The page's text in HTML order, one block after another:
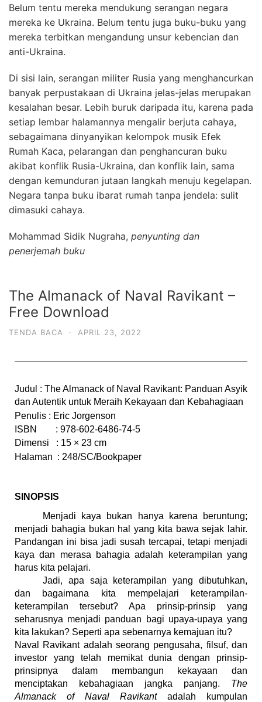
Belum tentu mereka mendukung serangan negara
mereka ke Ukraina. Belum tentu juga buku-buku yang
mereka terbitkan mengandung unsur kebencian dan
anti-Ukraina.
Di sisi lain, serangan militer Rusia yang menghancurkan
banyak perpustakaan di Ukraina jelas-jelas merupakan
kesalahan besar. Lebih buruk daripada itu, karena pada
setiap lembar halamannya mengalir berjuta cahaya,
sebagaimana dinyanyikan kelompok musik Efek
Rumah Kaca, pelarangan dan penghancuran buku
akibat konflik Rusia-Ukraina, dan konflik lain, sama
dengan kemunduran jutaan langkah menuju kegelapan.
Negara tanpa buku ibarat rumah tanpa jendela: sulit
dimasuki cahaya.
Mohammad Sidik Nugraha, penyunting dan
penerjemah buku
The Almanack of Naval Ravikant –
Free Download
TENDA BACA · APRIL 23, 2022
Judul : The Almanack of Naval Ravikant: Panduan Asyik
dan Autentik untuk Meraih Kekayaan dan Kebahagiaan
Penulis : Eric Jorgenson
ISBN
: 978-602-6486-74-5
Dimensi : 15 × 23 cm
Halaman : 248/SC/Bookpaper
SINOPSIS
Menjadi kaya bukan hanya karena beruntung;
menjadi bahagia bukan hal yang kita bawa sejak lahir.
Pandangan ini bisa jadi susah tercapai, tetapi menjadi
kaya dan merasa bahagia adalah keterampilan yang
harus kita pelajari.
Jadi, apa saja keterampilan yang dibutuhkan,
dan bagaimana kita mempelajari keterampilan-
keterampilan tersebut? Apa prinsip-prinsip yang
seharusnya menjadi panduan bagi upaya-upaya yang
kita lakukan? Seperti apa sebenarnya kemajuan itu?
Naval Ravikant adalah seorang pengusaha, filsuf, dan
investor yang telah memikat dunia dengan prinsip-
prinsipnya dalam membangun kekayaan dan
menciptakan kebahagiaan jangka panjang. The
Almanack of Naval Ravikant adalah kumpulan